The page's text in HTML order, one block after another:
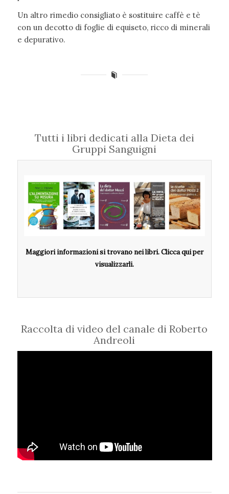
Un altro rimedio consigliato è sostituire caffè e tè
con un decotto di foglie di equiseto, ricco di minerali
e depurativo.
Tutti i libri dedicati alla Dieta dei
Gruppi Sanguigni
Maggiori informazioni si trovano nei libri. Clicca qui per
visualizzarli.
Raccolta di video del canale di Roberto
Andreoli